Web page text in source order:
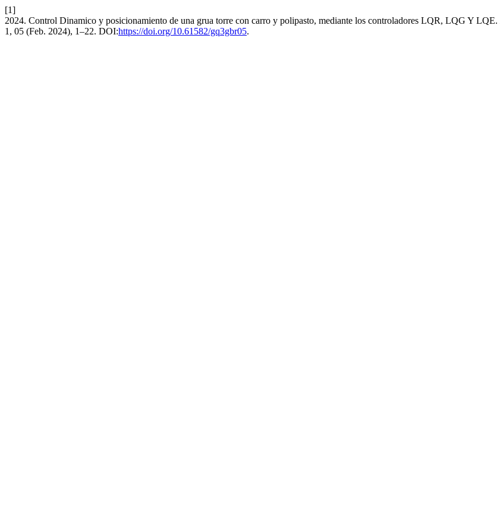
[1]
2024. Control Dinamico y posicionamiento de una grua torre con carro y polipasto, mediante los controladores LQR, LQG Y LQE.
1, 05 (Feb. 2024), 1–22. DOI:https://doi.org/10.61582/gq3gbr05.